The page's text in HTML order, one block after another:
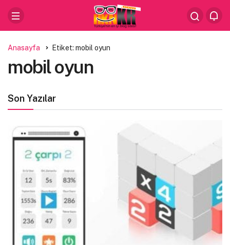
Anasayfa Etiket: mobil oyun
mobil oyun
Son Yazılar